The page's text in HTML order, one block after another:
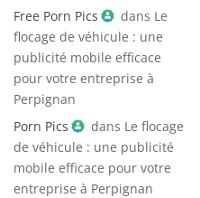
Free Porn Pics
dans Le
flocage de véhicule : une
publicité mobile efficace
pour votre entreprise à
Perpignan
Porn Pics
dans Le flocage
de véhicule : une publicité
mobile efficace pour votre
entreprise à Perpignan